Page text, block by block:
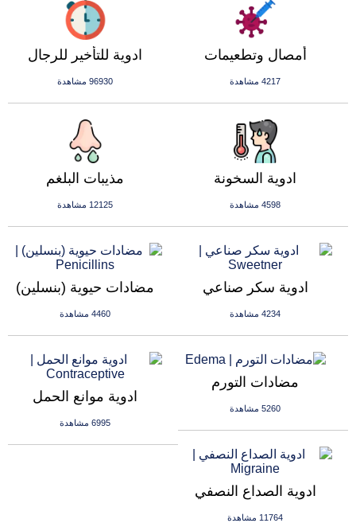
ادوية للتأخير للرجال
96930 مشاهدة
أمصال وتطعيمات
4217 مشاهدة
مذيبات البلغم
12125 مشاهدة
ادوية السخونة
4598 مشاهدة
مضادات حيوية (بنسلين)
4460 مشاهدة
ادوية سكر صناعي
4234 مشاهدة
ادوية موانع الحمل
6995 مشاهدة
مضادات التورم
5260 مشاهدة
ادوية الصداع النصفي
11764 مشاهدة